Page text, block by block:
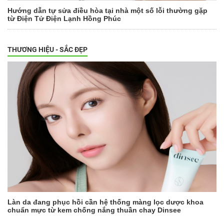
Hướng dẫn tự sửa điều hòa tại nhà một số lỗi thường gặp
từ Điện Tử Điện Lạnh Hồng Phúc
THƯƠNG HIỆU - SẮC ĐẸP
Làn da đang phục hồi cần hệ thống màng lọc dược khoa
chuẩn mực từ kem chống nắng thuần chay Dinsee